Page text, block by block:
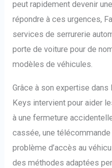
peut rapidement devenir
répondre à ces urgences,
services de serrurerie
porte de voiture pour de
modèles de véhicules.
Grâce à son expertise
Keys intervient pour aider
à une fermeture
cassée, une
problème d’accès au
des méthodes adaptées